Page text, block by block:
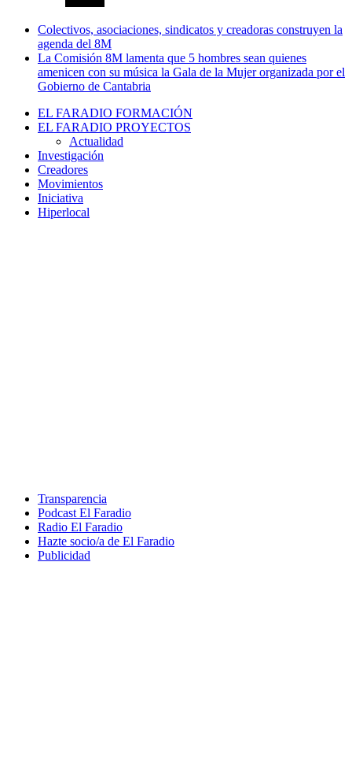
Colectivos, asociaciones, sindicatos y creadoras construyen la
agenda del 8M
La Comisión 8M lamenta que 5 hombres sean quienes
amenicen con su música la Gala de la Mujer organizada por el
Gobierno de Cantabria
EL FARADIO FORMACIÓN
EL FARADIO PROYECTOS
Actualidad
Investigación
Creadores
Movimientos
Iniciativa
Hiperlocal
Transparencia
Podcast El Faradio
Radio El Faradio
Hazte socio/a de El Faradio
Publicidad